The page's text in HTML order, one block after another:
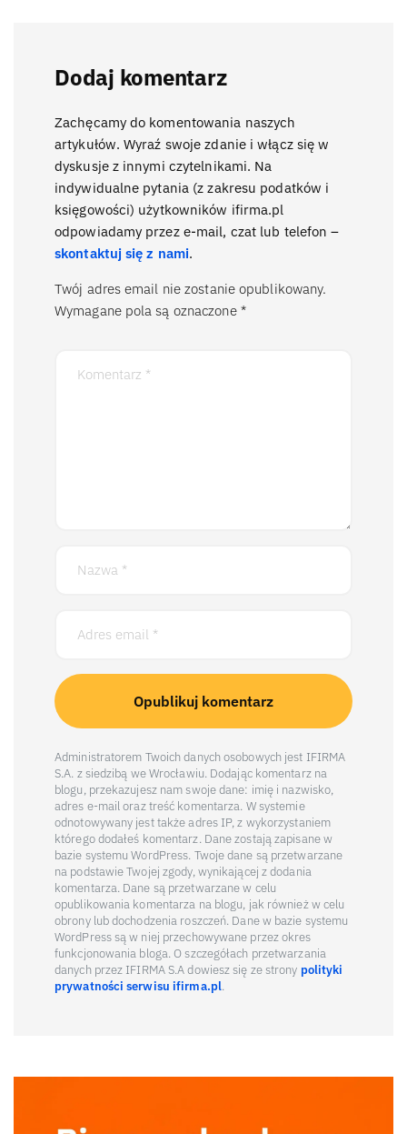
Dodaj komentarz
Zachęcamy do komentowania naszych
artykułów. Wyraź swoje zdanie i włącz się w
dyskusje z innymi czytelnikami. Na
indywidualne pytania (z zakresu podatków i
księgowości) użytkowników ifirma.pl
odpowiadamy przez e-mail, czat lub telefon –
skontaktuj się z nami.
Twój adres email nie zostanie opublikowany.
Wymagane pola są oznaczone *
Administratorem Twoich danych osobowych jest IFIRMA
S.A. z siedzibą we Wrocławiu. Dodając komentarz na
blogu, przekazujesz nam swoje dane: imię i nazwisko,
adres e-mail oraz treść komentarza. W systemie
odnotowywany jest także adres IP, z wykorzystaniem
którego dodałeś komentarz. Dane zostają zapisane w
bazie systemu WordPress. Twoje dane są przetwarzane
na podstawie Twojej zgody, wynikającej z dodania
komentarza. Dane są przetwarzane w celu
opublikowania komentarza na blogu, jak również w celu
obrony lub dochodzenia roszczeń. Dane w bazie systemu
WordPress są w niej przechowywane przez okres
funkcjonowania bloga. O szczegółach przetwarzania
danych przez IFIRMA S.A dowiesz się ze strony polityki
prywatności serwisu ifirma.pl.